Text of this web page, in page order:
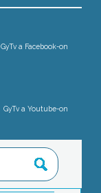
GyTv a Facebook-on
GyTv a Youtube-on